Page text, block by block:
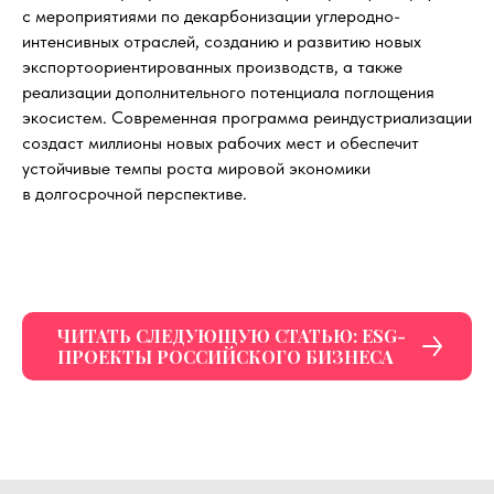
с мероприятиями по декарбонизации углеродно-
интенсивных отраслей, созданию и развитию новых
экспортоориентированных производств, а также
реализации дополнительного потенциала поглощения
экосистем. Современная программа реиндустриализации
создаст миллионы новых рабочих мест и обеспечит
устойчивые темпы роста мировой экономики
в долгосрочной перспективе.
ЧИТАТЬ СЛЕДУЮЩУЮ СТАТЬЮ: ESG-
ПРОЕКТЫ РОССИЙСКОГО БИЗНЕСА
ESG GAZETA
©2021-2026. Сетевое издание «ESG
GAZETA»
Регистрационный номер и дата принятия
технологий и массовых коммуникаций
(Роскомнадзор).
Учредитель: АО «МИХАЙЛОВ И ПАРТНЕРЫ.
УПРАВЛЕНИЕ СТРАТЕГИЧЕСКИМИ